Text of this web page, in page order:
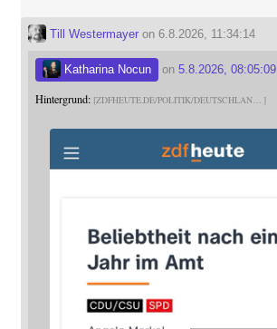
Till Westermayeron 6.8.2026, 11:34:14
Katharina Nocun on 5.8.2026, 08:05:09
Hintergrund: ZDFHEUTE.DE/POLITIK/DEUTSCHLAN